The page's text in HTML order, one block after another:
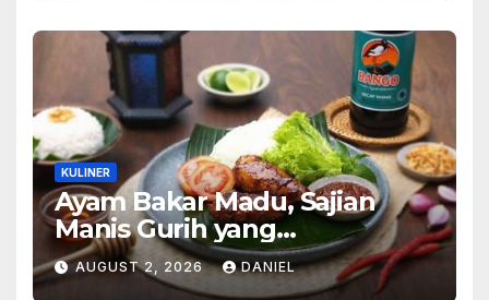
KULINER
Ayam Bakar Madu, Sajian
Manis Gurih yang
Menghangatkan Suasana
Makan
AUGUST 2, 2026 DANIEL